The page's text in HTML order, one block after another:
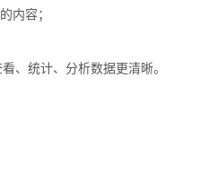
内容；
、统计、分析数据更清晰。